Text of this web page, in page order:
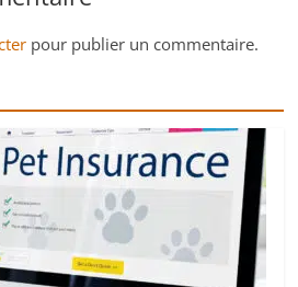
pour publier un commentaire.